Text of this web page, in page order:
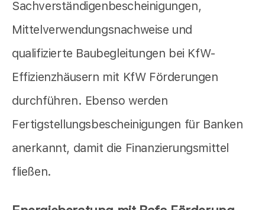
Sachverständigenbescheinigungen,
Mittelverwendungsnachweise und
qualifizierte Baubegleitungen bei KfW-
Effizienzhäusern mit KfW Förderungen
durchführen. Ebenso werden
Fertigstellungsbescheinigungen für Banken
anerkannt, damit die Finanzierungsmittel
fließen.